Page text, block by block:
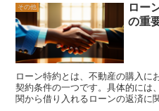
するための一つの手段です。洋風
タイリッシュな雰囲気を持ちなが
できます。自分自身の好みやライ
インを取り入れてみてはいかがで
にはアパートやマンションの形態
存在します。これらの住宅は、必
住民の生活をサポートしています
などがあり、住民同士の交流やコ
公団住宅は、住民の安全と快適さ
性や防犯対策が施されており、住
また、バリアフリー設計がなされ
に生活することができます。 公団住宅は、住民のニーズに合わせて
様々なタイプがあります。単身者
その他
ロー
の重
ローン特約とは、不動産の購入に
契約条件の一つです。具体的には
関から借り入れるローンの返済に